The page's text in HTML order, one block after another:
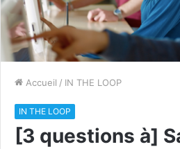
Accueil / IN THE LOOP
IN THE LOOP
[3 questions à]